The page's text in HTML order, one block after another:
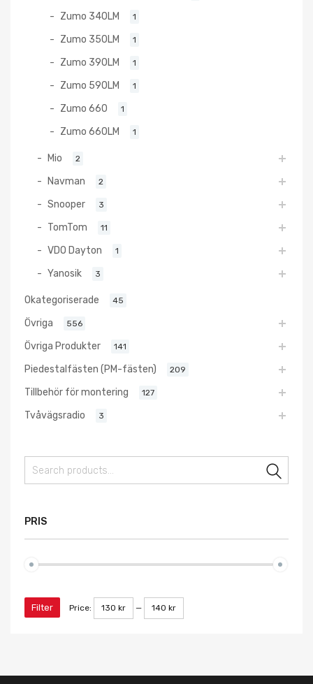
Zumo 340LM 1
Zumo 350LM 1
Zumo 390LM 1
Zumo 590LM 1
Zumo 660 1
Zumo 660LM 1
Mio 2
Navman 2
Snooper 3
TomTom 11
VDO Dayton 1
Yanosik 3
Okategoriserade 45
Övriga 556
Övriga Produkter 141
Piedestalfästen (PM-fästen) 209
Tillbehör för montering 127
Tvåvägsradio 3
PRIS
Filter Price: 130 kr — 140 kr